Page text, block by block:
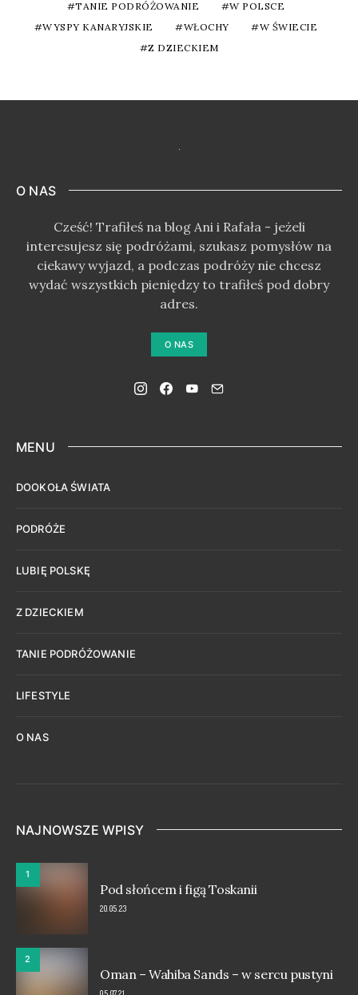
TANIE PODRÓŻOWANIE
W POLSCE
WYSPY KANARYJSKIE
WŁOCHY
W ŚWIECIE
Z DZIECKIEM
O NAS
Cześć! Trafiłeś na blog Ani i Rafała - jeżeli
interesujesz się podróżami, szukasz pomysłów na
ciekawy wyjazd, a podczas podróży nie chcesz
wydać wszystkich pieniędzy to trafiłeś pod dobry
adres.
O NAS
MENU
DOOKOŁA ŚWIATA
PODRÓŻE
LUBIĘ POLSKĘ
Z DZIECKIEM
TANIE PODRÓŻOWANIE
LIFESTYLE
O NAS
NAJNOWSZE WPISY
1
Pod słońcem i figą Toskanii
20.05.23
2
Oman – Wahiba Sands – w sercu pustyni